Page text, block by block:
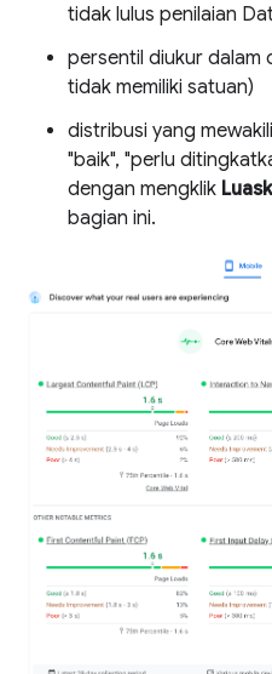
tidak lulus penilaian
persentil diukur dalam
tidak memiliki satuan)
distribusi yang
"baik", "perlu
dengan mengklik
bagian ini.